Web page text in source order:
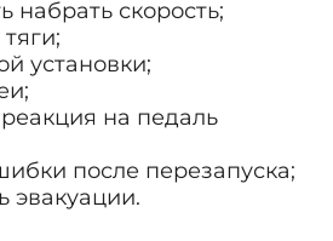
набрать скорость;
установки;
на педаль
после перезапуска;
эвакуации.